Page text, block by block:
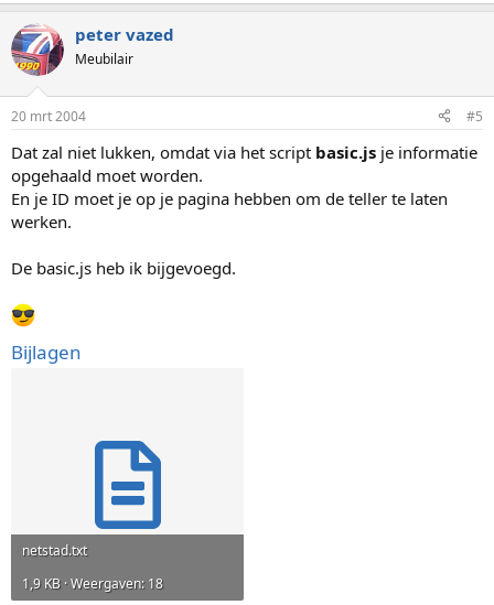
peter vazed
Meubilair
20 mrt 2004 #5
Dat zal niet lukken, omdat via het script basic.js je informatie
opgehaald moet worden.
En je ID moet je op je pagina hebben om de teller te laten
werken.
De basic.js heb ik bijgevoegd.
Bijlagen
netstad.txt
1,9 KB · Weergaven: 18